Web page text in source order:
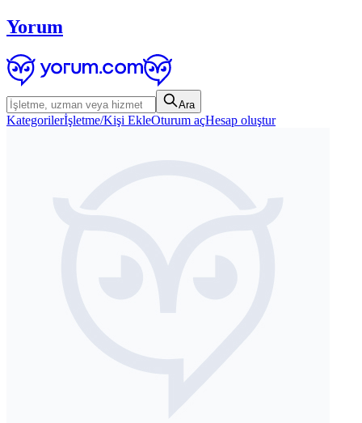
Yorum
Ara
Kategorilerİşletme/Kişi EkleOturum açHesap oluştur